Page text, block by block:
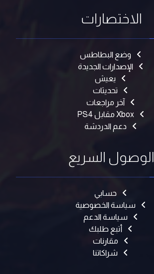
الاختصارات
وضع البطاطس
الإصدارات الجديدة
يعيش
تحديثات
آخر مراجعات
Xbox مقابل PS4
دعم الدردشة
الوصول السريع
حسابي
سياسة الخصوصية
سياسة الدعم
أتبع طلبك
مقارنات
شراكاتنا